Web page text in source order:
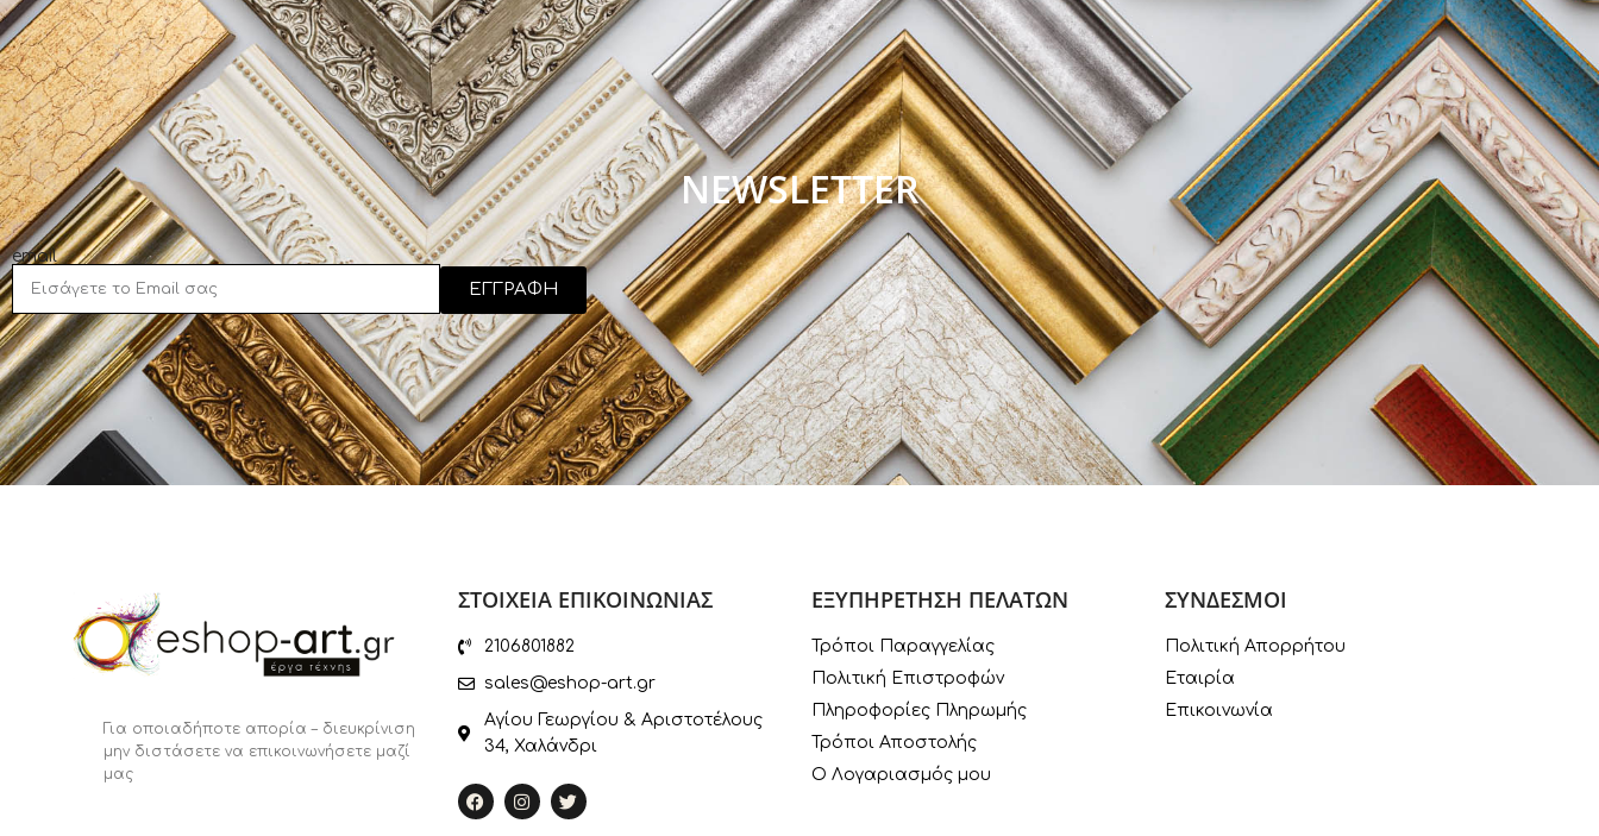
NEWSLETTER
email
ΕΓΓΡΑΦΗ
Για οποιαδήποτε απορία – διευκρίνιση
μην διστάσετε να επικοινωνήσετε μαζί
μας
ΣΤΟΙΧΕΙΑ ΕΠΙΚΟΙΝΩΝΙΑΣ
2106801882
sales@eshop-art.gr
Αγίου Γεωργίου & Αριστοτέλους
34, Χαλάνδρι
ΕΞΥΠΗΡΕΤΗΣΗ ΠΕΛΑΤΩΝ
Τρόποι Παραγγελίας
Πολιτική Επιστροφών
Πληροφορίες Πληρωμής
Τρόποι Αποστολής
Ο Λογαριασμός μου
ΣΥΝΔΕΣΜΟΙ
Πολιτική Απορρήτου
Εταιρία
Επικοινωνία